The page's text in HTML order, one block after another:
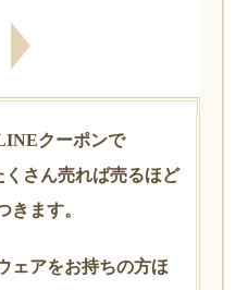
クーポンで
くさん売れば売るほど
きます。
ェアをお持ちの方ほ